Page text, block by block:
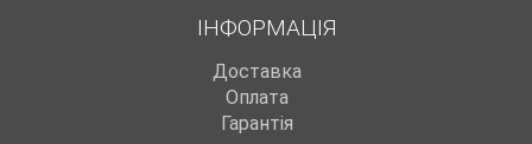
ІНФОРМАЦІЯ
Доставка
Оплата
Гарантія